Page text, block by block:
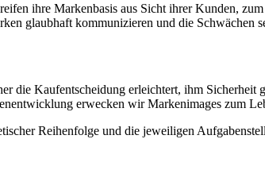
ihre Markenbasis aus Sicht ihrer Kunden,
glaubhaft kommunizieren und die Schwächen
die Kaufentscheidung erleichtert, ihm
erwecken wir Markenimages zum
Reihenfolge und die jeweiligen